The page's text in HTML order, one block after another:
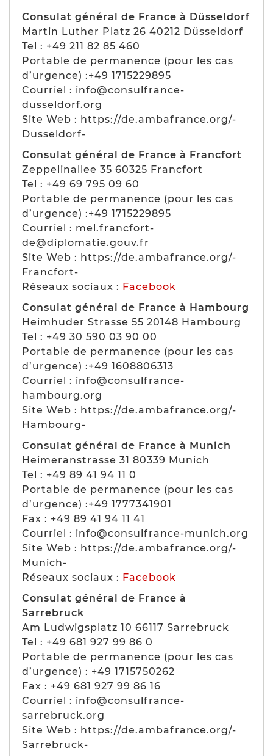
Consulat général de France à Düsseldorf
Martin Luther Platz 26 40212 Düsseldorf
Tel : +49 211 82 85 460
Portable de permanence (pour les cas
d’urgence) :+49 1715229895
Courriel : info@consulfrance-
dusseldorf.org
Site Web : https://de.ambafrance.org/-
Dusseldorf-
Consulat général de France à Francfort
Zeppelinallee 35 60325 Francfort
Tel : +49 69 795 09 60
Portable de permanence (pour les cas
d’urgence) :+49 1715229895
Courriel : mel.francfort-
de@diplomatie.gouv.fr
Site Web : https://de.ambafrance.org/-
Francfort-
Réseaux sociaux : Facebook
Consulat général de France à Hambourg
Heimhuder Strasse 55 20148 Hambourg
Tel : +49 30 590 03 90 00
Portable de permanence (pour les cas
d’urgence) :+49 1608806313
Courriel : info@consulfrance-
hambourg.org
Site Web : https://de.ambafrance.org/-
Hambourg-
Consulat général de France à Munich
Heimeranstrasse 31 80339 Munich
Tel : +49 89 41 94 11 0
Portable de permanence (pour les cas
d’urgence) :+49 1777341901
Fax : +49 89 41 94 11 41
Courriel : info@consulfrance-munich.org
Site Web : https://de.ambafrance.org/-
Munich-
Réseaux sociaux : Facebook
Consulat général de France à
Sarrebruck
Am Ludwigsplatz 10 66117 Sarrebruck
Tel : +49 681 927 99 86 0
Portable de permanence (pour les cas
d’urgence) : +49 1715750262
Fax : +49 681 927 99 86 16
Courriel : info@consulfrance-
sarrebruck.org
Site Web : https://de.ambafrance.org/-
Sarrebruck-